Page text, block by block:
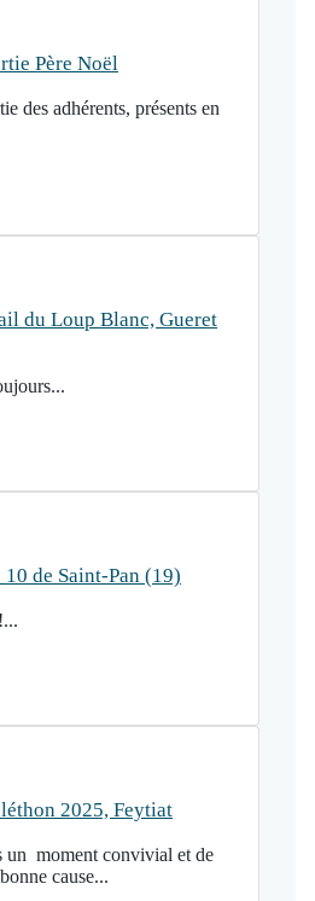
Père Noël
des adhérents, présents en
du Loup Blanc, Gueret
de Saint-Pan (19)
2025, Feytiat
un moment convivial et de
cause...